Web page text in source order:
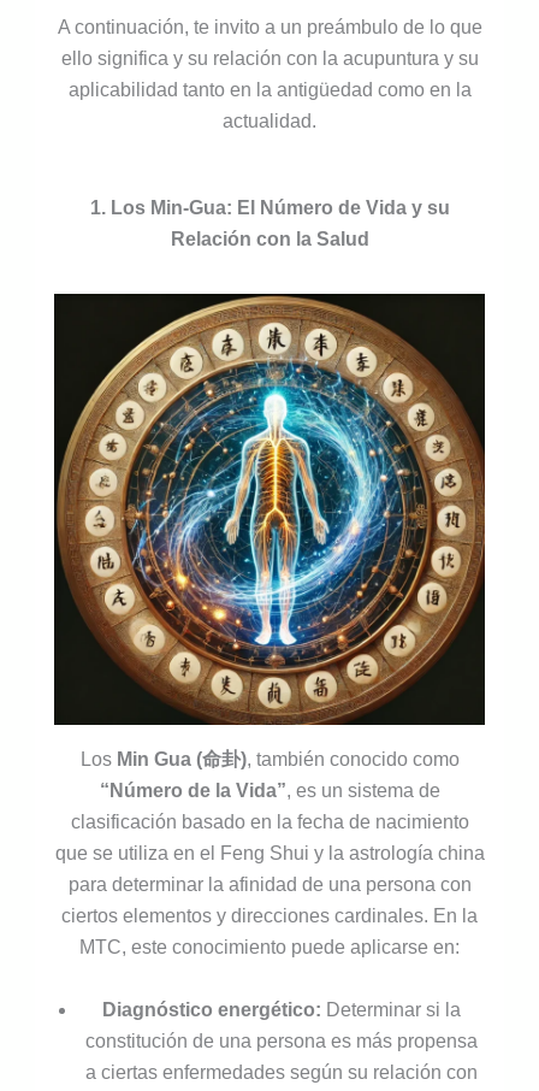
A continuación, te invito a un preámbulo de lo que
ello significa y su relación con la acupuntura y su
aplicabilidad tanto en la antigüedad como en la
actualidad.
1. Los Min-Gua: El Número de Vida y su
Relación con la Salud
Los Min Gua (命卦), también conocido como
“Número de la Vida”, es un sistema de
clasificación basado en la fecha de nacimiento
que se utiliza en el Feng Shui y la astrología china
para determinar la afinidad de una persona con
ciertos elementos y direcciones cardinales. En la
MTC, este conocimiento puede aplicarse en:
Diagnóstico energético: Determinar si la
constitución de una persona es más propensa
a ciertas enfermedades según su relación con